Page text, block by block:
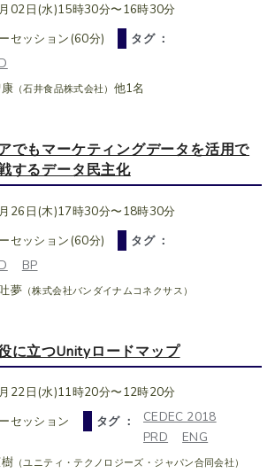
02日(水)15時30分〜16時30分
セッション(60分)
タグ ：
（石井食品株式会社） 他1名
でもマーケティングデータを活用で
するデータ民主化
26日(木)17時30分〜18時30分
セッション(60分)
タグ ：
BP
夢 （株式会社バンダイナムコネクサス）
に立つUnityロードマップ
22日(水)11時20分〜12時20分
セッション タグ ：
CEDEC 2018
PRD
ENG
（ユニティ・テクノロジーズ・ジャパン合同会社）